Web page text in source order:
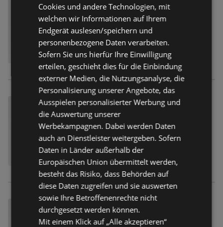
Cookies und andere Technologien, mit
welchen wir Informationen auf Ihrem
Endgerät auslesen/speichern und
personenbezogene Daten verarbeiten.
Sofern Sie uns hierfür Ihre Einwilligung
erteilen, geschieht dies für die Einbindung
externer Medien, die Nutzungsanalyse, die
Personalisierung unserer Angebote, das
Ausspielen personalisierter Werbung und
die Auswertung unserer
Werbekampagnen. Dabei werden Daten
auch an Dienstleister weitergeben. Sofern
Daten in Länder außerhalb der
Europäischen Union übermittelt werden,
besteht das Risiko, dass Behörden auf
diese Daten zugreifen und sie auswerten
sowie Ihre Betroffenenrechte nicht
durchgesetzt werden können.
Mit einem Klick auf „Alle akzeptieren“